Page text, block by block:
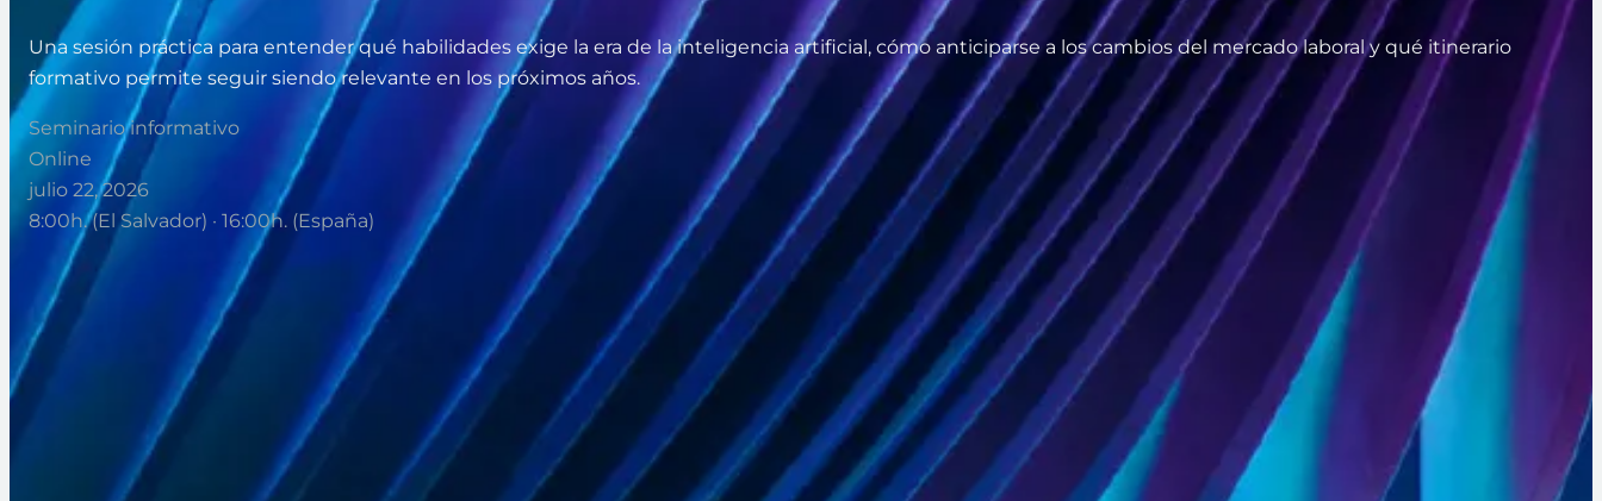
Una sesión práctica para entender qué habilidades exige la era de la inteligencia artificial, cómo anticiparse a los cambios del mercado laboral y qué itinerario
formativo permite seguir siendo relevante en los próximos años.
Seminario informativo
Online
julio 22, 2026
8:00h. (El Salvador) · 16:00h. (España)